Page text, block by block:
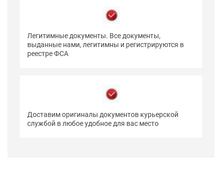
Легитимные документы. Все документы,
выданные нами, легитимны и регистрируются в
реестре ФСА
Доставим оригиналы документов курьерской
службой в любое удобное для вас место